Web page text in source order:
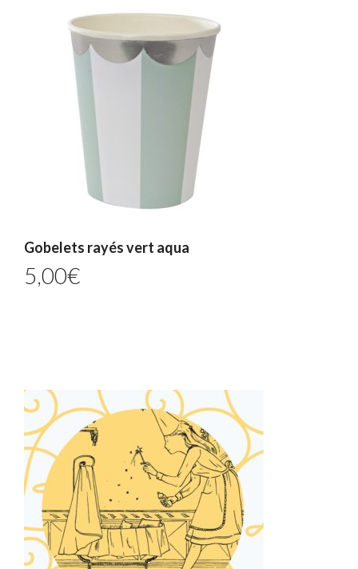
Gobelets rayés vert aqua
5,00€